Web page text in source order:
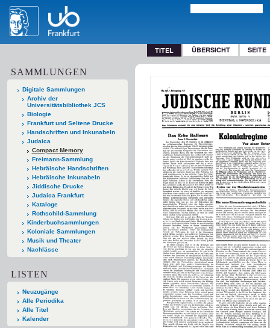
TITEL ÜBERSICHT SEITE
SAMMLUNGEN
Digitale Sammlungen
Archiv der
Universitätsbibliothek JCS
Biologie
Frankfurt und Seltene Drucke
Handschriften und Inkunabeln
Judaica
Compact Memory
Freimann-Sammlung
Hebräische Handschriften
Hebräische Inkunabeln
Jiddische Drucke
Judaica Frankfurt
Kataloge
Rothschild-Sammlung
Kinderbuchsammlungen
Koloniale Sammlungen
Musik und Theater
Nachlässe
LISTEN
Neuzugänge
Alle Periodika
Alle Titel
Kalender